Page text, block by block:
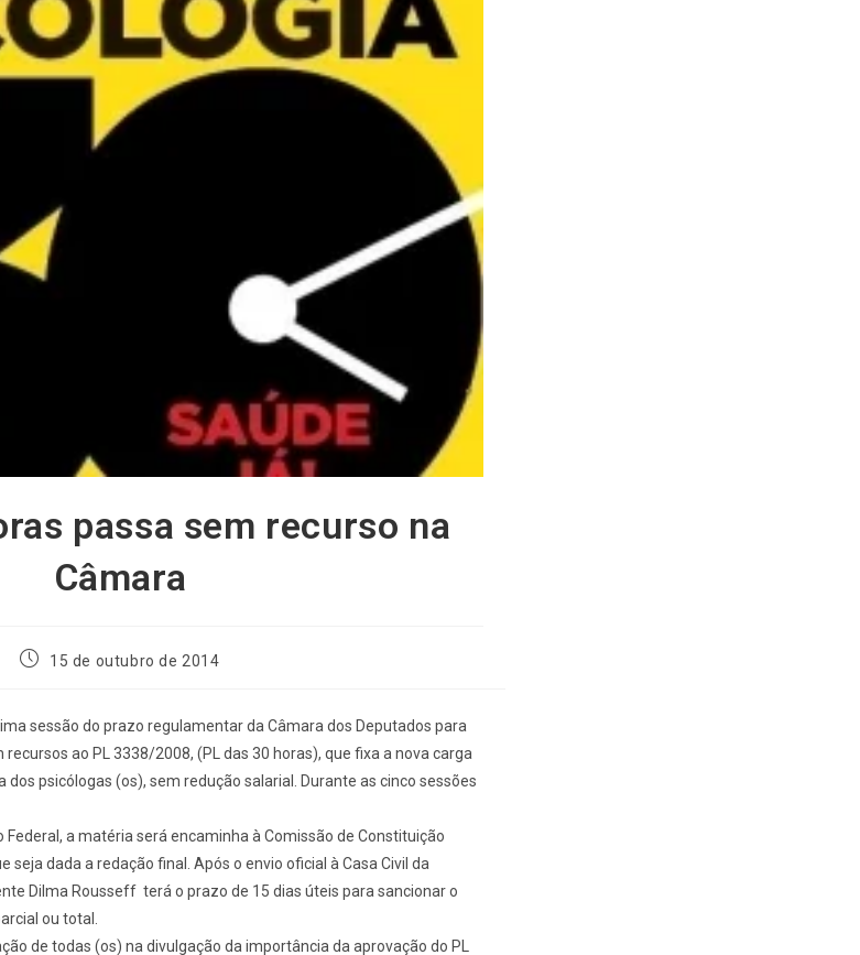
passa sem recurso na
Câmara
15 de outubro de 2014
sessão do prazo regulamentar da Câmara dos Deputados para
ao PL 3338/2008, (PL das 30 horas), que fixa a nova carga
psicólogas (os), sem redução salarial. Durante as cinco sessões
a matéria será encaminha à Comissão de Constituição
seja dada a redação final. Após o envio oficial à Casa Civil da
Dilma Rousseff terá o prazo de 15 dias úteis para sancionar o
ou total.
de todas (os) na divulgação da importância da aprovação do PL